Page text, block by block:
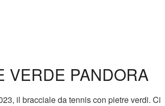
VERDE PANDORA
il bracciale da tennis con pietre verdi. Ci